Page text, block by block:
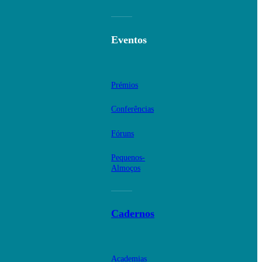
Eventos
Prémios
Conferências
Fóruns
Pequenos-
Almoços
Cadernos
Academias